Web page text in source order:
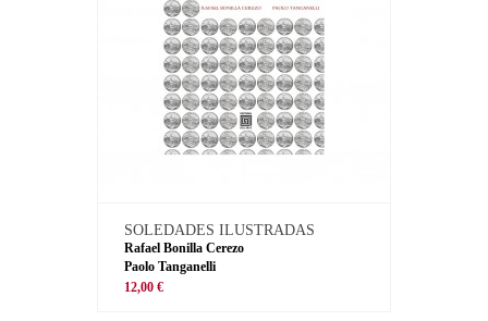
SOLEDADES ILUSTRADAS
Rafael Bonilla Cerezo
Paolo Tanganelli
12,00 €